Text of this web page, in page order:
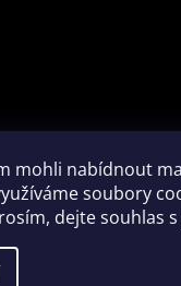
mohli nabídnout
soubory
dejte souhlas